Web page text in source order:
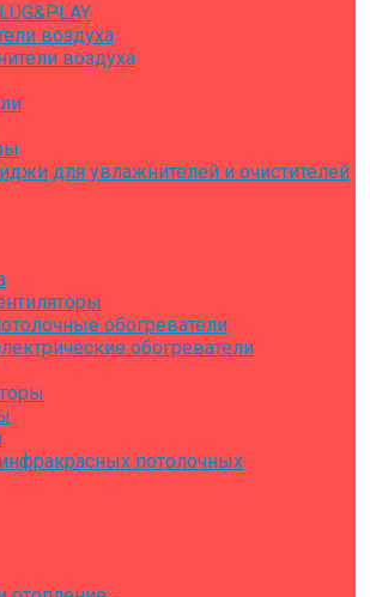
воздуха
воздуха
для увлажнителей и очистителей
обогреватели
обогреватели
потолочных